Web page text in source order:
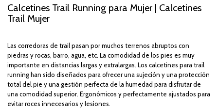
Calcetines Trail Running para Mujer | Calcetines
Trail Mujer
Las corredoras de trail pasan por muchos terrenos abruptos con
piedras y rocas, barro, agua, etc. La comodidad de los pies es muy
importante en distancias largas y extralargas. Los calcetines para trail
running han sido diseñados para ofrecer una sujeción y una protección
total del pie y una gestión perfecta de la humedad para disfrutar de
una comodidad superior. Ergonómicos y perfectamente ajustados para
evitar roces innecesarios y lesiones.